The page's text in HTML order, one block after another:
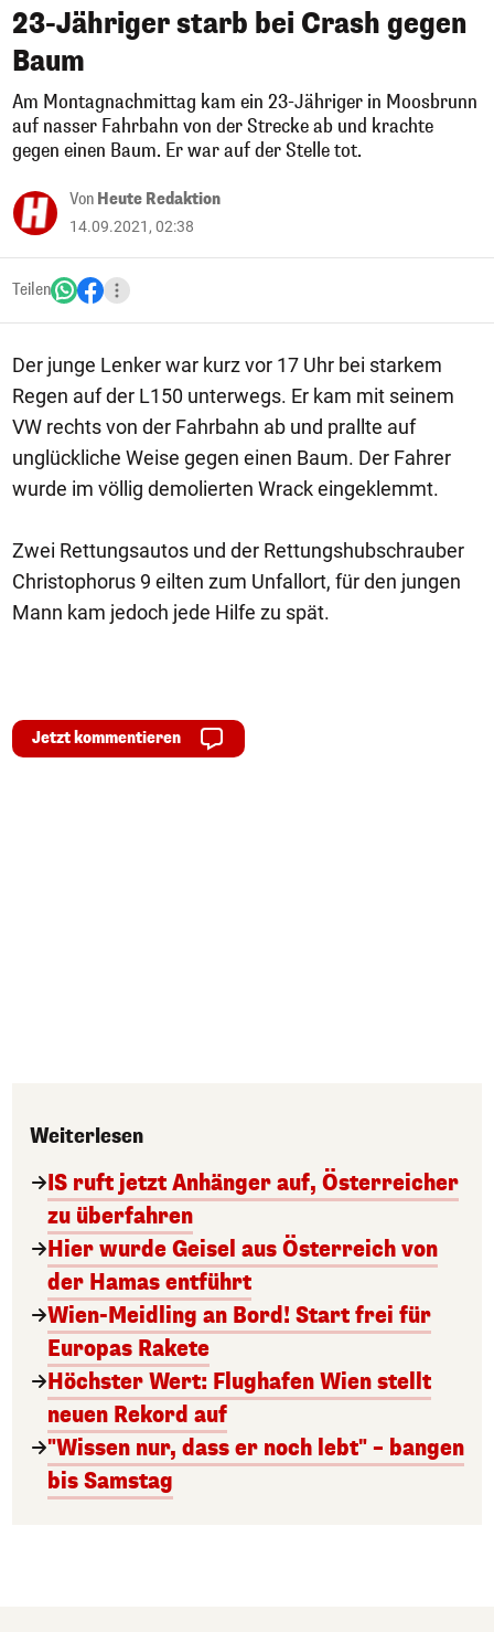
23-Jähriger starb bei Crash gegen
Baum
Am Montagnachmittag kam ein 23-Jähriger in Moosbrunn
auf nasser Fahrbahn von der Strecke ab und krachte
gegen einen Baum. Er war auf der Stelle tot.
Von Heute Redaktion
14.09.2021, 02:38
Teilen
Der junge Lenker war kurz vor 17 Uhr bei starkem
Regen auf der L150 unterwegs. Er kam mit seinem
VW rechts von der Fahrbahn ab und prallte auf
unglückliche Weise gegen einen Baum. Der Fahrer
wurde im völlig demolierten Wrack eingeklemmt.
Zwei Rettungsautos und der Rettungshubschrauber
Christophorus 9 eilten zum Unfallort, für den jungen
Mann kam jedoch jede Hilfe zu spät.
Jetzt kommentieren
Weiterlesen
IS ruft jetzt Anhänger auf, Österreicher
zu überfahren
Hier wurde Geisel aus Österreich von
der Hamas entführt
Wien-Meidling an Bord! Start frei für
Europas Rakete
Höchster Wert: Flughafen Wien stellt
neuen Rekord auf
"Wissen nur, dass er noch lebt" – bangen
bis Samstag